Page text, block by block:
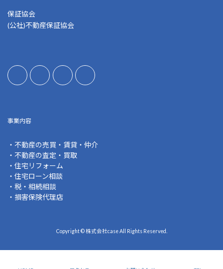
保証協会
(公社)不動産保証協会
事業内容
・不動産の売買・賃貸・仲介
・不動産の査定・買取
・住宅リフォーム
・住宅ローン相談
・税・相続相談
・損害保険代理店
Copyright © 株式会社case All Rights Reserved.